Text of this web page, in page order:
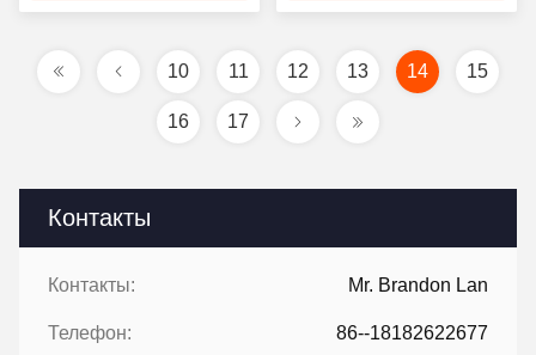
Контакты
Контакты: Mr. Brandon Lan
Телефон: 86--18182622677
кирпичного завода
корзина для
10 11 12 13 14 15
16 17